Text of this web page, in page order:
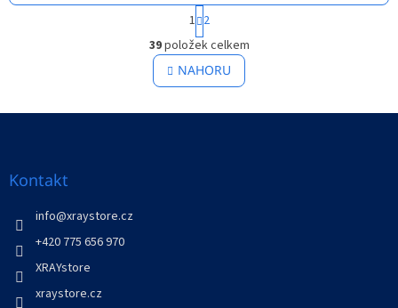
O
v
l
á
S
t
r
á
n
k
v
1 2
39položek celkem
NAHORU
Z
Kontakt
info@xraystore.cz
+420 775 656 970
XRAYstore
xraystore.cz